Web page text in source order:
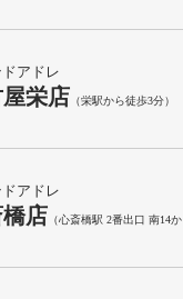
アドレ
栄店 （栄駅から徒歩3分）
アドレ
店 （心斎橋駅 2番出口 南14か